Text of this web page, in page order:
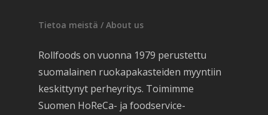
Tietoa meistä / About us
Rollfoods on vuonna 1979 perustettu
suomalainen ruokapakasteiden myyntiin
keskittynyt perheyritys. Toimimme
Suomen HoReCa- ja foodservice-